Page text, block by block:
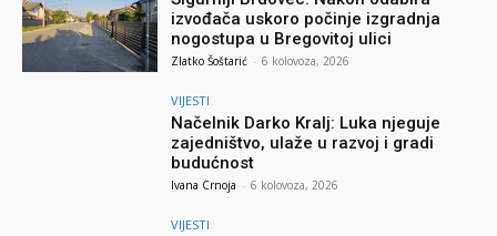
izvođača uskoro počinje izgradnja
nogostupa u Bregovitoj ulici
Zlatko Šoštarić - 6 kolovoza, 2026
VIJESTI
Načelnik Darko Kralj: Luka njeguje
zajedništvo, ulaže u razvoj i gradi
budućnost
Ivana Crnoja - 6 kolovoza, 2026
VIJESTI